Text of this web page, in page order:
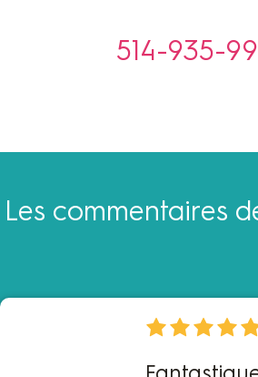
514-935-
Les commentaires